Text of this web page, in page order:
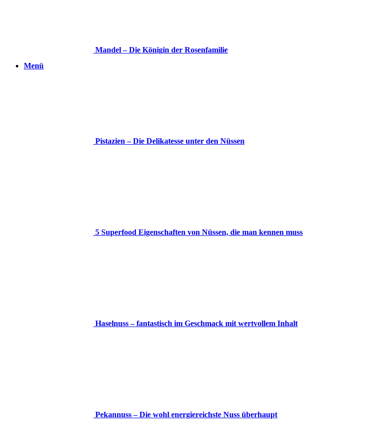
Menü
Mandel – Die Königin der Rosenfamilie
Pistazien – Die Delikatesse unter den Nüssen
5 Superfood Eigenschaften von Nüssen, die man kennen muss
Haselnuss – fantastisch im Geschmack mit wertvollem Inhalt
Pekannuss – Die wohl energiereichste Nuss überhaupt